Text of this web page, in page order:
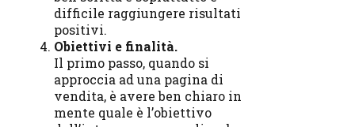
difficile raggiungere risultati
positivi.
Obiettivi e finalità.
Il primo passo, quando si
approccia ad una pagina di
vendita, è avere ben chiaro in
mente quale è l’obiettivo